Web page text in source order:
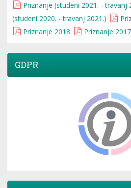
Priznanje (studeni 2021. - travanj
(studeni 2020. - travanj 2021.)
Priznanje 2018
Priznanje 2017
GDPR